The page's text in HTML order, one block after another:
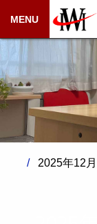
MENU
2025年12月